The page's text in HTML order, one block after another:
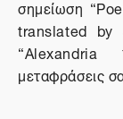
σημείωση
translated by
μεταφράσεις